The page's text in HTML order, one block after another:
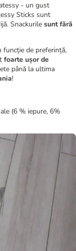
- un gust
Sticks sunt
Snackurile sunt fără
funcție de preferință,
foarte ușor de
până la ultima
!
(6 % iepure, 6%